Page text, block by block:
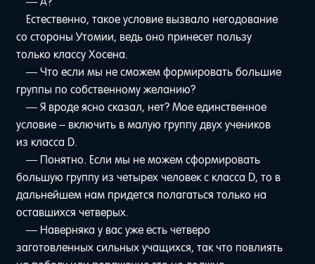
Естественно, такое условие вызвало негодование
со стороны Утомии, ведь оно принесет пользу
только классу Хосена.
— Что если мы не сможем формировать большие
группы по собственному желанию?
— Я вроде ясно сказал, нет? Мое единственное
условие – включить в малую группу двух учеников
из класса D.
— Понятно. Если мы не можем сформировать
большую группу из четырех человек с класса D, то в
дальнейшем нам придется полагаться только на
оставшихся четверых.
— Наверняка у вас уже есть четверо
заготовленных сильных учащихся, так что повлиять